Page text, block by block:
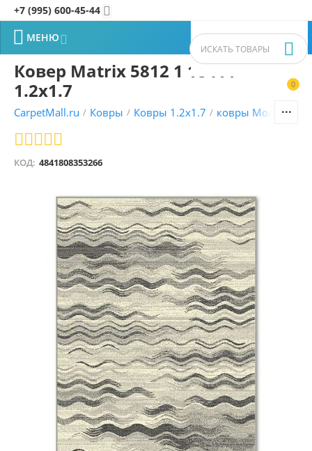
+7 (995) 600-45-44 
0


 МЕНЮ
Ковер Matrix 5812 1 18411
1.2x1.7
CarpetMall.ru / Ковры / Ковры 1.2x1.7 / ковры
КОД: 4841808353266